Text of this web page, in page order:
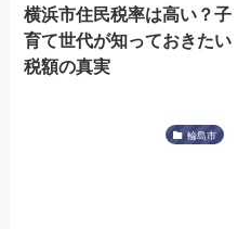
横浜市住民税率は高い？子
育て世代が知っておきたい
税額の真実
輪島市